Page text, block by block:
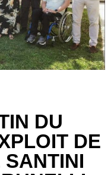
DU
DE
SANTINI